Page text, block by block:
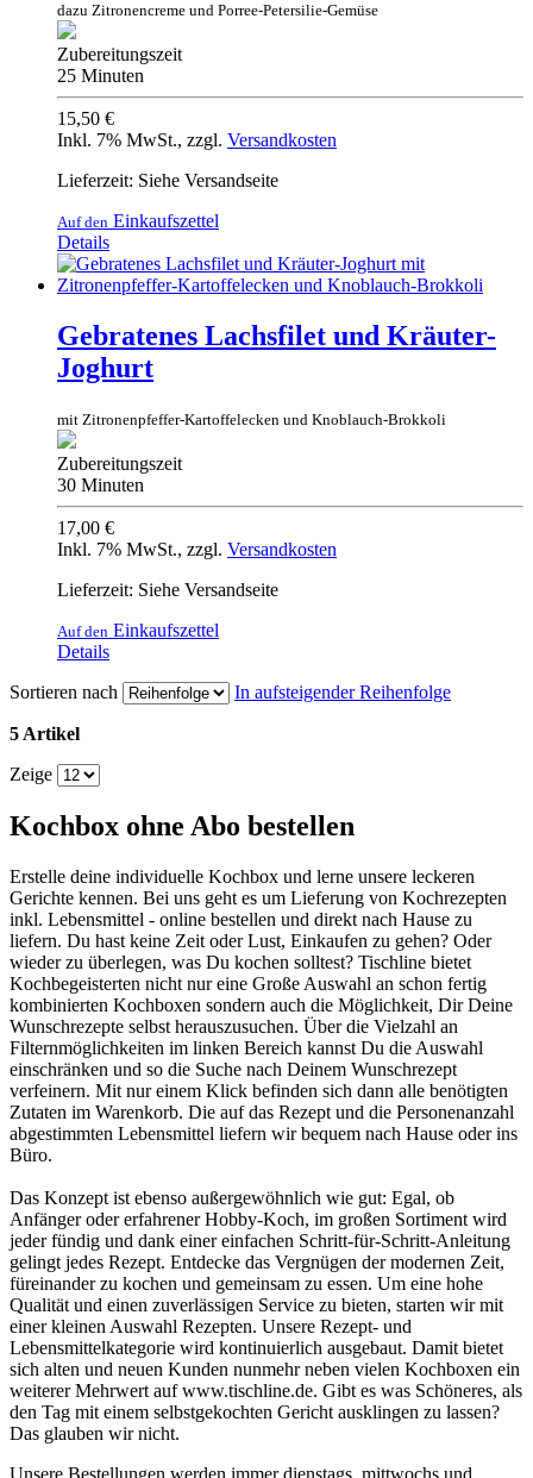
dazu Zitronencreme und Porree-Petersilie-Gemüse
Zubereitungszeit
25 Minuten
15,50 €
Inkl. 7% MwSt., zzgl. Versandkosten
Lieferzeit: Siehe Versandseite
Auf den Einkaufszettel
Details
Gebratenes Lachsfilet und Kräuter-
Joghurt
mit Zitronenpfeffer-Kartoffelecken und Knoblauch-Brokkoli
Zubereitungszeit
30 Minuten
17,00 €
Inkl. 7% MwSt., zzgl. Versandkosten
Lieferzeit: Siehe Versandseite
Auf den Einkaufszettel
Details
Sortieren nach
In aufsteigender Reihenfolge
5 Artikel
Zeige
Kochbox ohne Abo bestellen
Erstelle deine individuelle Kochbox und lerne unsere leckeren
Gerichte kennen. Bei uns geht es um Lieferung von Kochrezepten
inkl. Lebensmittel - online bestellen und direkt nach Hause zu
liefern. Du hast keine Zeit oder Lust, Einkaufen zu gehen? Oder
wieder zu überlegen, was Du kochen solltest? Tischline bietet
Kochbegeisterten nicht nur eine Große Auswahl an schon fertig
kombinierten Kochboxen sondern auch die Möglichkeit, Dir Deine
Wunschrezepte selbst herauszusuchen. Über die Vielzahl an
Filternmöglichkeiten im linken Bereich kannst Du die Auswahl
einschränken und so die Suche nach Deinem Wunschrezept
verfeinern. Mit nur einem Klick befinden sich dann alle benötigten
Zutaten im Warenkorb. Die auf das Rezept und die Personenanzahl
abgestimmten Lebensmittel liefern wir bequem nach Hause oder ins
Büro.
Das Konzept ist ebenso außergewöhnlich wie gut: Egal, ob
Anfänger oder erfahrener Hobby-Koch, im großen Sortiment wird
jeder fündig und dank einer einfachen Schritt-für-Schritt-Anleitung
gelingt jedes Rezept. Entdecke das Vergnügen der modernen Zeit,
füreinander zu kochen und gemeinsam zu essen. Um eine hohe
Qualität und einen zuverlässigen Service zu bieten, starten wir mit
einer kleinen Auswahl Rezepten. Unsere Rezept- und
Lebensmittelkategorie wird kontinuierlich ausgebaut. Damit bietet
sich alten und neuen Kunden nunmehr neben vielen Kochboxen ein
weiterer Mehrwert auf www.tischline.de. Gibt es was Schöneres, als
den Tag mit einem selbstgekochten Gericht ausklingen zu lassen?
Das glauben wir nicht.
Unsere Bestellungen werden immer dienstags, mittwochs und